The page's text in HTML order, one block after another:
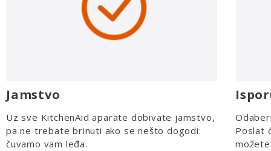
Jamstvo
Uz sve KitchenAid aparate dobivate jamstvo,
pa ne trebate brinuti ako se nešto dogodi:
čuvamo vam leđa.
Poslat